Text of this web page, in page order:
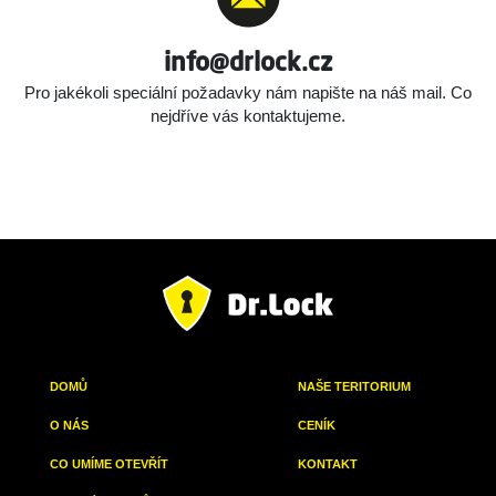
info@drlock.cz
Pro jakékoli speciální požadavky nám napište na náš mail. Co
nejdříve vás kontaktujeme.
DOMŮ
O NÁS
CO UMÍME OTEVŘÍT
NAŠE TERITORIUM
CENÍK
KONTAKT